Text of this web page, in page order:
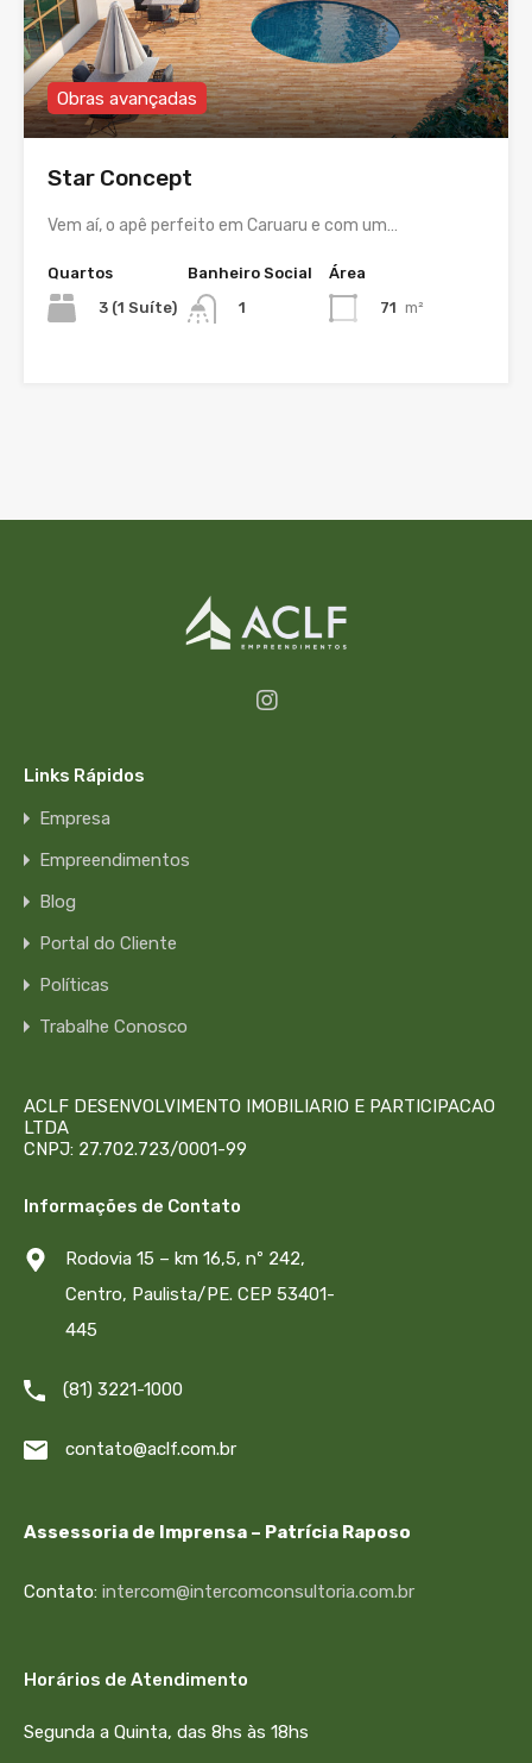
Obras avançadas
Star Concept
Vem aí, o apê perfeito em Caruaru e com um…
Quartos
3 (1 Suíte)
Banheiro Social
1
Área
71 m²
Links Rápidos
Empresa
Empreendimentos
Blog
Portal do Cliente
Políticas
Trabalhe Conosco
ACLF DESENVOLVIMENTO IMOBILIARIO E PARTICIPACAO
LTDA
CNPJ: 27.702.723/0001-99
Informações de Contato
Rodovia 15 – km 16,5, nº 242,
Centro, Paulista/PE. CEP 53401-
445
(81) 3221-1000
contato@aclf.com.br
Assessoria de Imprensa – Patrícia Raposo
Contato: intercom@intercomconsultoria.com.br
Horários de Atendimento
Segunda a Quinta, das 8hs às 18hs